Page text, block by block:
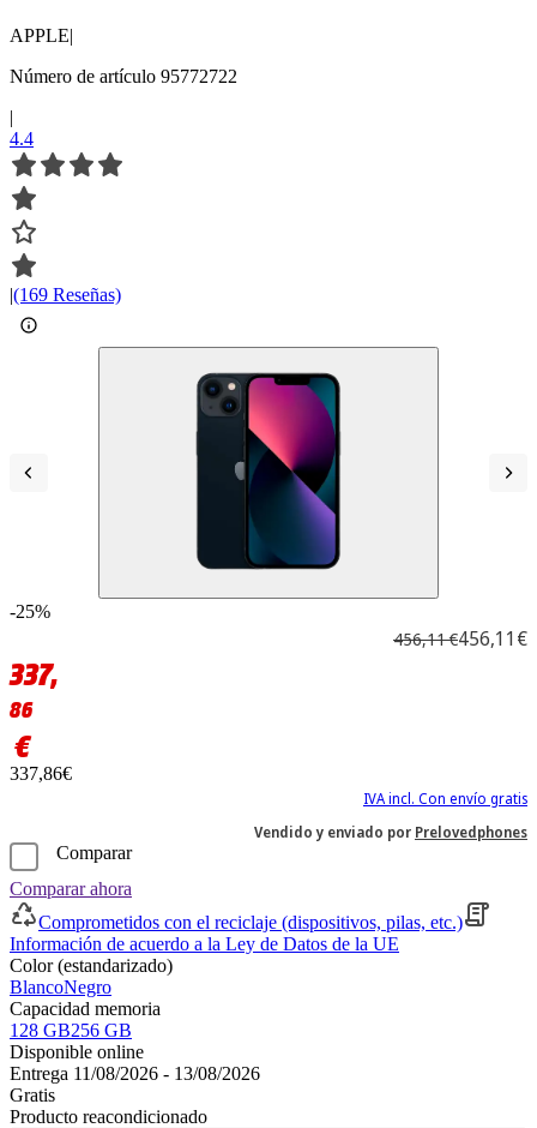
APPLE|
Número de artículo 95772722
|
4.4
|(169 Reseñas)
-25%
456,11 €456,11€
337,
86
€
337,86€
IVA incl. Con envío gratis
Vendido y enviado por Prelovedphones
Comparar
Comparar ahora
Comprometidos con el reciclaje (dispositivos, pilas, etc.)
Información de acuerdo a la Ley de Datos de la UE
Color (estandarizado)
BlancoNegro
Capacidad memoria
128 GB256 GB
Disponible online
Entrega 11/08/2026 - 13/08/2026
Gratis
Producto reacondicionado